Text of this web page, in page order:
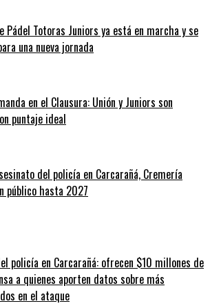
Pádel Totoras Juniors ya está en marcha y se
una nueva jornada
en el Clausura: Unión y Juniors son
puntaje ideal
del policía en Carcarañá, Cremería
público hasta 2027
policía en Carcarañá: ofrecen $10 millones de
a quienes aporten datos sobre más
en el ataque